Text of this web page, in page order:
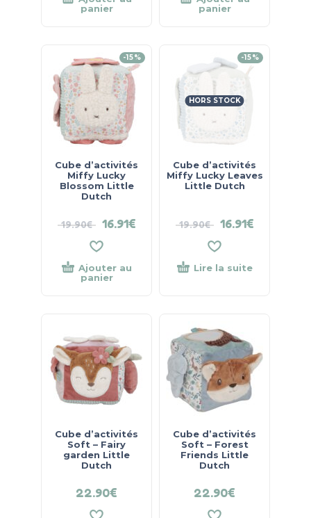
panier
panier
-15%
Cube d’activités
Miffy Lucky
Blossom Little
Dutch
19.90€ 16.91€
Ajouter au
panier
-15%
HORS STOCK
Cube d’activités
Miffy Lucky Leaves
Little Dutch
19.90€ 16.91€
Lire la suite
Cube d’activités
Soft – Fairy
garden Little
Dutch
22.90€
Cube d’activités
Soft – Forest
Friends Little
Dutch
22.90€